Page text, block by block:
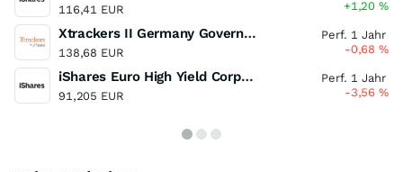
116,41 EUR
+1,20%
Xtrackers II Germany Government Bond 1-3 UCITS ETF
138,68 EUR
Perf. 1 Jahr
-0,68%
iShares Euro High Yield Corporate Bond UCITS ETF
91,205 EUR
Perf. 1 Jahr
-3,56%